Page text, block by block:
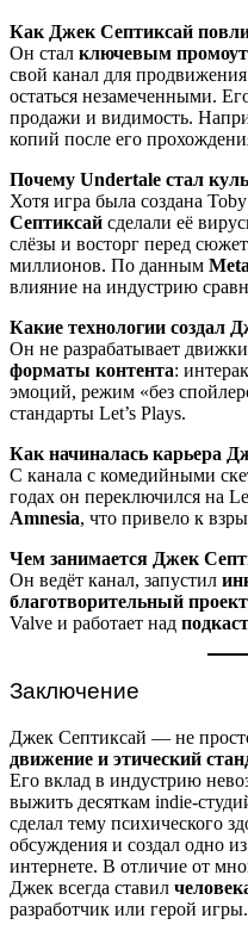
Как Джек Септиксай
Он стал ключевым
свой канал для
остаться незамеченными.
продажи и видимость.
копий после его
Почему Undertale стал
Хотя игра была создана
Септиксай сделали её
слёзы и восторг перед
миллионов. По данным
влияние на индустрию
Какие технологии создал
Он не разрабатывает
форматы контента:
эмоций, режим «без
стандарты Let’s Plays.
Как начиналась карьера
С канала с комедийными
годах он переключился на
Amnesia, что привело к
Чем занимается Джек
Он ведёт канал, запустил
благотворительный
Valve и работает над
Заключение
Джек Септиксай — не
движение и этический
Его вклад в индустрию
выжить десяткам indie-
сделал тему психического
обсуждения и создал одно
интернете. В отличие от
Джек всегда ставил
разработчик или герой игры.